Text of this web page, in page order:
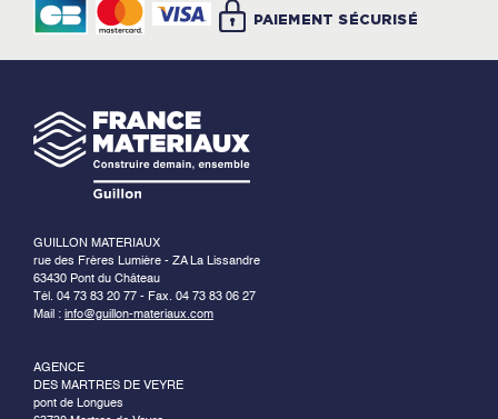
PAIEMENT SÉCURISÉ
GUILLON MATERIAUX
rue des Frères Lumière - ZA La Lissandre
63430 Pont du Château
Tél. 04 73 83 20 77 - Fax. 04 73 83 06 27
Mail : info@guillon-materiaux.com
AGENCE
DES MARTRES DE VEYRE
pont de Longues